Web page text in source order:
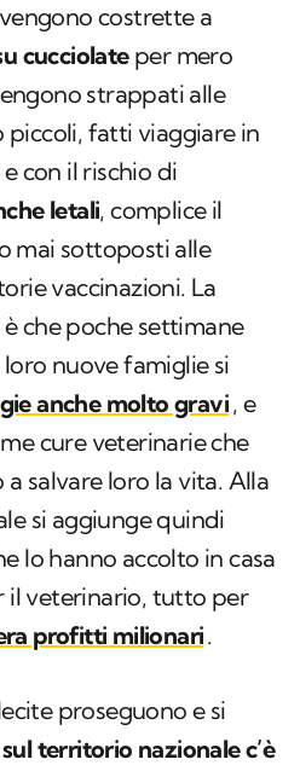
costrette a
cucciolateper mero
strappati alle
fatti viaggiare in
con il rischio di
letali, complice il
mai sottoposti alle
vaccinazioni. La
che poche settimane
nuove famiglie si
anche molto gravi, e
cure veterinarie che
salvare loro la vita. Alla
si aggiunge quindi
lo hanno accolto in casa
il veterinario, tutto per
profitti milionari.
proseguono e si
territorio nazionale c’è